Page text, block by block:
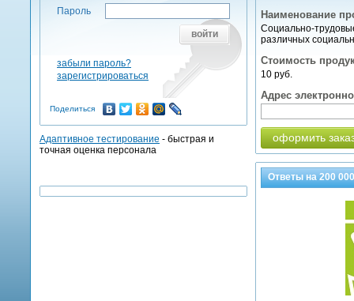
Наименование
Социально-
различных
Стоимость
10 руб.
Адрес
оформить
Ответы на200 000
Пароль
войти
забыли пароль?
зарегистрироваться
Поделиться
Адаптивное тестирование - быстрая и
точная оценка персонала